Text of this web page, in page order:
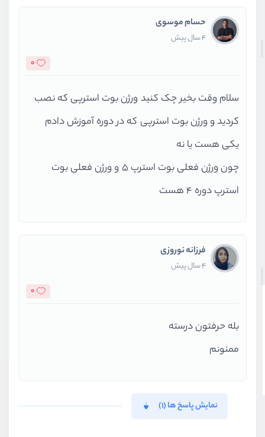
ویدیو آموزشی 58:00
ویدیو آموزشی 40:55
حسام موسوی
4 سال پیش
0
سلام وقت بخیر چک کنید ورژن بوت استرپی که نصب
کردید و ورژن بوت استرپی که در دوره آموزش دادم
یکی هست یا نه
چون ورژن فعلی بوت استرپ ۵ و ورژن فعلی بوت
استرپ دوره ۴ هست
فرزانه نوروزی
4 سال پیش
0
بله حرفتون درسته
ممنونم
نمایش پاسخ ها (1)